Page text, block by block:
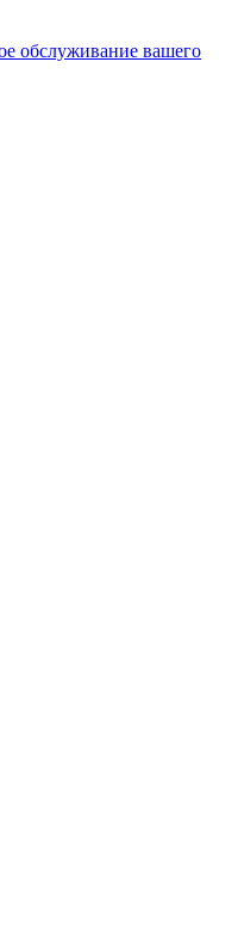
обслуживание вашего